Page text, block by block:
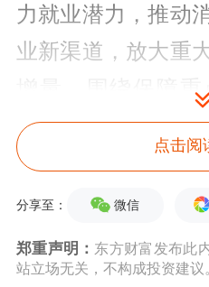
力就业潜力，推动
业新渠道，放大重
增量，围绕保障
业，拓宽劳动者城
高民营企业和中小
稳定机关事业单位
模。
点击阅
分享至： 微信
郑重声明： 东方财富发布此
站立场无关，不构成投资建议